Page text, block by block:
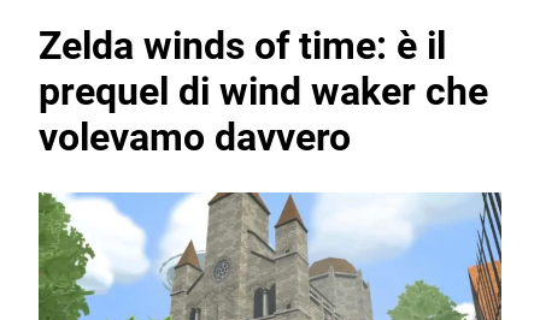
Zelda winds of time: è il
prequel di wind waker che
volevamo davvero